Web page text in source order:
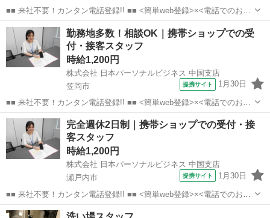
■■ 来社不要！カンタン電話登録!! ■■ <簡単web登録>×<電話でのお仕
事紹介> で、来社なくお仕事探しが可能です♪ 基本情報を入力したら
電話で希望を伝えるだけでOK★ 営業、ラウンダー、事務のお仕事も
あります♪ ご希...
岡山 真庭市 店長
勤務地多数！相談OK｜携帯ショップでの受
付・接客スタッフ
時給1,200円
株式会社 日本パーソナルビジネス 中国支店
笠岡市
提携サイト 1月30日
■■ 来社不要！カンタン電話登録!! ■■ <簡単web登録>×<電話でのお仕
事紹介> で、来社なくお仕事探しが可能です♪ 基本情報を入力したら
電話で希望を伝えるだけでOK★ 営業、ラウンダー、事務のお仕事も
あります♪ ご希...
岡山 笠岡市 店長
完全週休2日制｜携帯ショップでの受付・接
客スタッフ
時給1,200円
株式会社 日本パーソナルビジネス 中国支店
瀬戸内市
提携サイト 1月30日
■■ 来社不要！カンタン電話登録!! ■■ <簡単web登録>×<電話でのお仕
事紹介> で、来社なくお仕事探しが可能です♪ 基本情報を入力したら
岡山 瀬戸内市 店長